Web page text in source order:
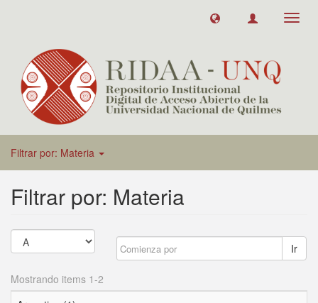
Filtrar por: Materia
Filtrar por: Materia
Ir
Mostrando items 1-2